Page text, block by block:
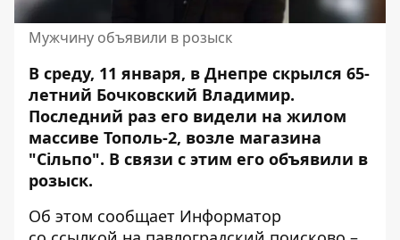
Мужчину объявили в розыск
В среду, 11 января, в Днепре скрылся 65-
летний Бочковский Владимир.
Последний раз его видели на жилом
массиве Тополь-2, возле магазина
"Сільпо". В связи с этим его объявили в
розыск.
Об этом сообщает Информатор